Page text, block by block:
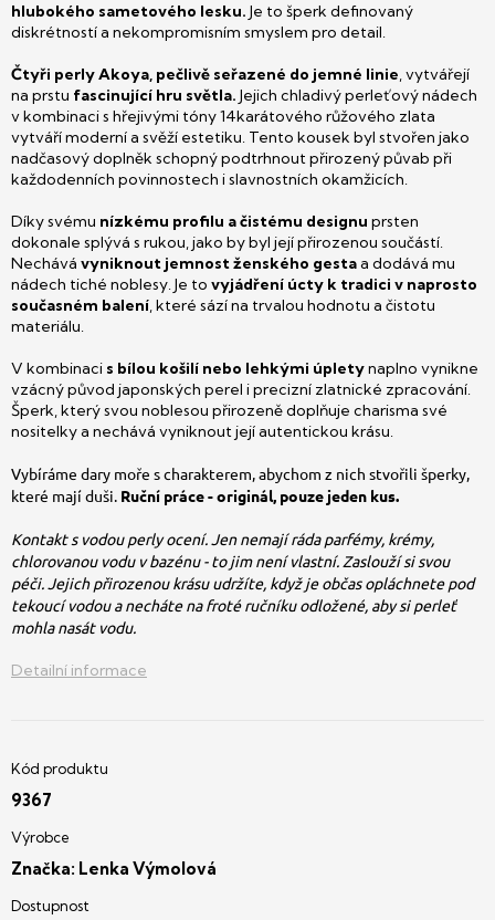
hlubokého sametového lesku. Je to šperk definovaný
diskrétností a nekompromisním smyslem pro detail.
Čtyři perly Akoya, pečlivě seřazené do jemné linie, vytvářejí
na prstu fascinující hru světla. Jejich chladivý perleťový nádech
v kombinaci s hřejivými tóny 14karátového růžového zlata
vytváří moderní a svěží estetiku. Tento kousek byl stvořen jako
nadčasový doplněk schopný podtrhnout přirozený půvab při
každodenních povinnostech i slavnostních okamžicích.
Díky svému nízkému profilu a čistému designu prsten
dokonale splývá s rukou, jako by byl její přirozenou součástí.
Nechává vyniknout jemnost ženského gestaa dodává mu
nádech tiché noblesy. Je to vyjádření úcty k tradici v naprosto
současném balení, které sází na trvalou hodnotu a čistotu
materiálu.
V kombinaci s bílou košilí nebo lehkými úpletynaplno vynikne
vzácný původ japonských perel i precizní zlatnické zpracování.
Šperk, který svou noblesou přirozeně doplňuje charisma své
nositelky a nechává vyniknout její autentickou krásu.
Vybíráme dary moře s charakterem, abychom z nich stvořili šperky,
které mají duši. Ruční práce - originál, pouze jeden kus.
Kontakt s vodou perly ocení. Jen nemají ráda parfémy, krémy,
chlorovanou vodu v bazénu - to jim není vlastní. Zaslouží si svou
péči. Jejich přirozenou krásu udržíte, když je občas opláchnete pod
tekoucí vodou a necháte na froté ručníku odložené, aby si perleť
mohla nasát vodu.
Detailní informace
9367
Značka: Lenka Výmolová